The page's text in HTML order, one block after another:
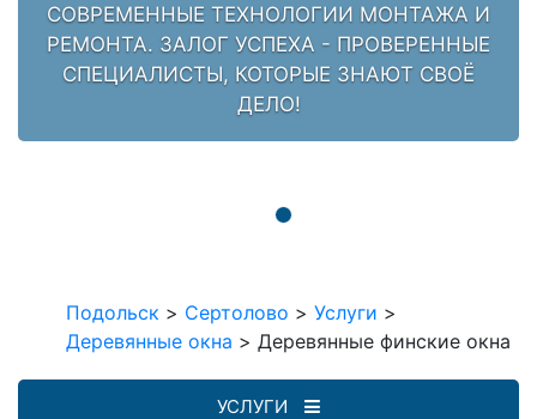
СОВРЕМЕННЫЕ ТЕХНОЛОГИИ МОНТАЖА И
РЕМОНТА. ЗАЛОГ УСПЕХА - ПРОВЕРЕННЫЕ
СПЕЦИАЛИСТЫ, КОТОРЫЕ ЗНАЮТ СВОЁ
ДЕЛО!
Подольск > Сертолово > Услуги >
Деревянные окна > Деревянные финские окна
УСЛУГИ